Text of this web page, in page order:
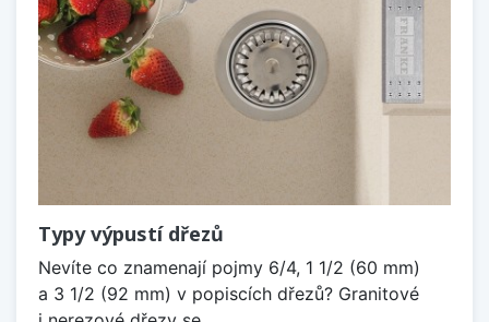
Typy výpustí dřezů
Nevíte co znamenají pojmy 6/4, 1 1/2 (60 mm)
a 3 1/2 (92 mm) v popiscích dřezů? Granitové